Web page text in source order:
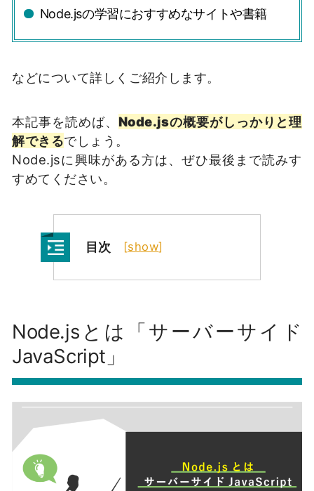
Node.jsの学習におすすめなサイトや書籍
などについて詳しくご紹介します。
本記事を読めば、 Node.jsの概要がしっかりと理
解できるでしょう。
Node.jsに興味がある方は、ぜひ最後まで読みす
すめてください。
目次 [show]
Node.jsとは「サーバーサイド
JavaScript」